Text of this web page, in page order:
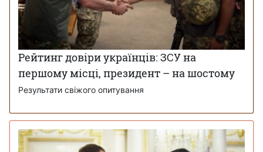
Рейтинг довіри українців: ЗСУ на
першому місці, президент – на шостому
Результати свіжого опитування